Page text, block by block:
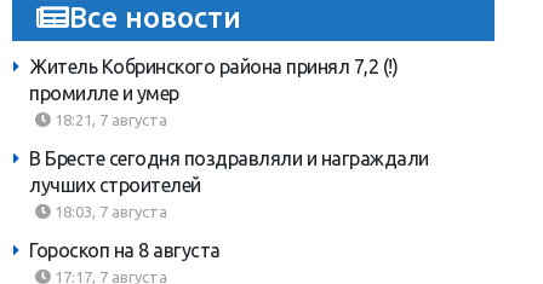
Все новости
Житель Кобринского района принял 7,2 (!)
промилле и умер
18:21, 7 августа
В Бресте сегодня поздравляли и награждали
лучших строителей
18:03, 7 августа
Гороскоп на 8 августа
17:17, 7 августа